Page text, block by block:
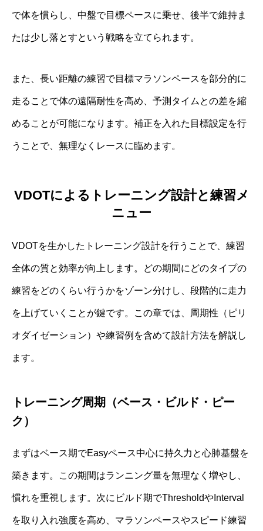
で体を慣らし、中盤で目標ペースに乗せ、後半で維持ま
たは少し落とすという戦略を立てられます。
また、長い距離の練習で目標マラソンペースを部分的に
走ることで体の遠隔耐性を高め、予測タイムとの差を縮
めることが可能になります。補正を入れた目標設定を行
うことで、無理なくレースに臨めます。
VDOTによるトレーニング設計と練習メ
ニュー
VDOTを生かしたトレーニング設計を行うことで、練習
全体の質と効率が向上します。どの期間にどのタイプの
練習をどのくらい行うかをゾーン分けし、段階的に走力
を上げていくことが鍵です。この章では、周期性（ピリ
オダイゼーション）や練習例を含めて設計方法を解説し
ます。
トレーニング周期（ベース・ビルド・ピー
ク）
まずはベース期でEasyペース中心に持久力と心肺基盤を
築きます。この期間はランニング量を無理なく増やし、
慣れを重視します。次にビルド期でThresholdやInterval
を取り入れ強度を高め、マラソンペースやスピード練習